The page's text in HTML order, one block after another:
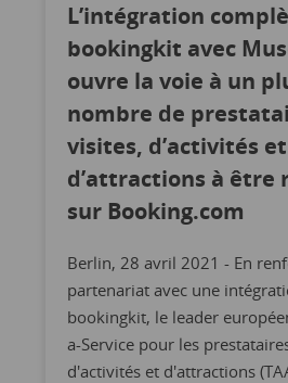
L’intégration
bookingkit avec
ouvre la voie à un
nombre de
visites, d’activités et
d’attractions à être
sur Booking.com
Berlin, 28 avril 2021 - En
partenariat avec une
bookingkit, le leader
a-Service pour les
d'activités et d'attractions